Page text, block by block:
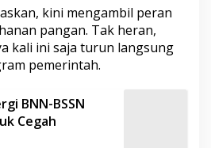
kini mengambil peran
pangan. Tak heran,
kali ini saja turun langsung
pemerintah.
BNN-BSSN
Cegah